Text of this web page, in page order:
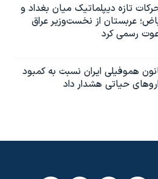
تازه دیپلماتیک میان بغداد و
عربستان از نخست‌وزیر عراق
رسمی کرد
هموفیلی ایران نسبت به کمبود
حیاتی هشدار داد